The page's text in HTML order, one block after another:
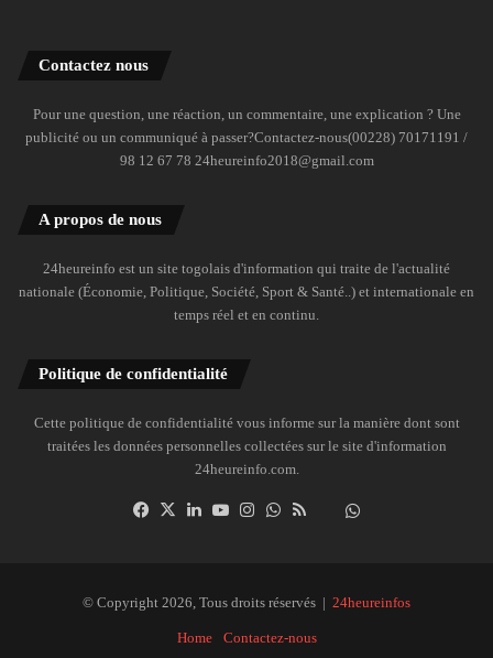
Contactez nous
Pour une question, une réaction, un commentaire, une explication ? Une
publicité ou un communiqué à passer?Contactez-nous(00228) 70171191 /
98 12 67 78 24heureinfo2018@gmail.com
A propos de nous
24heureinfo est un site togolais d'information qui traite de l'actualité
nationale (Économie, Politique, Société, Sport & Santé..) et internationale en
temps réel et en continu.
Politique de confidentialité
Cette politique de confidentialité vous informe sur la manière dont sont
traitées les données personnelles collectées sur le site d'information
24heureinfo.com.
Facebook
X LinkedinYouTubeInstagramWhatsAppDailymotion
© Copyright 2026, Tous droits réservés | 24heureinfos
Home Contactez-nous